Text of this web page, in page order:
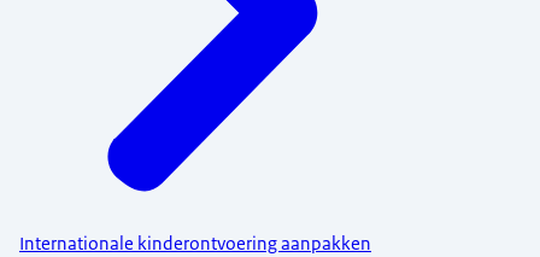
Internationale kinderontvoering aanpakken